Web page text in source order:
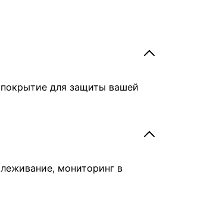
для защиты вашей
мониторинг в